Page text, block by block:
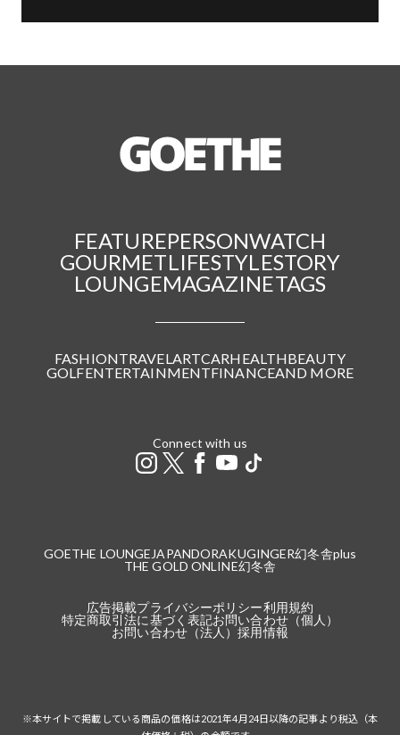
FEATUREPERSONWATCH
GOURMETLIFESTYLESTORY
LOUNGEMAGAZINETAGS
FASHIONTRAVEL ARTCARHEALTHBEAUTY
GOLFENTERTAINMENTFINANCEAND MORE
Connect with us
GOETHE LOUNGE JAPANDORAKUGINGER幻冬舎plus
THE GOLD ONLINE幻冬舎
広告掲載プライバシーポリシー利用規約
特定商取引法に基づく表記お問い合わせ（個人）
お問い合わせ（法人）採用情報
※本サイトで掲載している商品の価格は2021年4月24日以降の記事より税込（本